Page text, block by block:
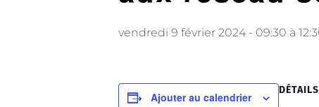
vendredi 9 février 2024 - 09:30 à
Ajouter au calendrier
DÉTAILS